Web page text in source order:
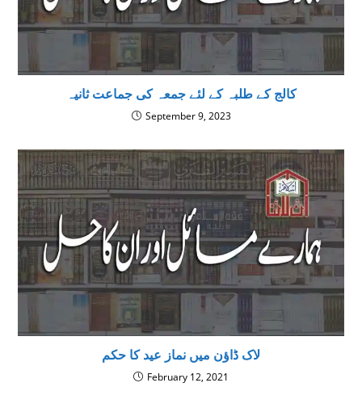
کالج کے طلبہ کے لئے جمعہ کی جماعت ثانیہ
September 9, 2023
لاک ڈاؤن میں نماز عید کا حکم
February 12, 2021